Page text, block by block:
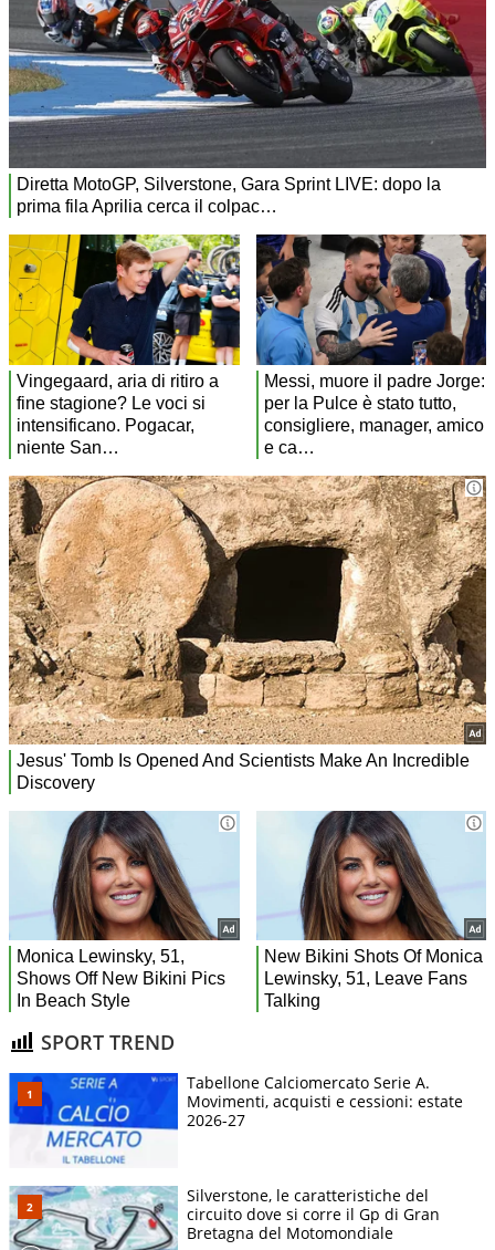
SPORT TREND
Tabellone Calciomercato Serie A.
Movimenti, acquisti e cessioni: estate
2026-27
Silverstone, le caratteristiche del
circuito dove si corre il Gp di Gran
Bretagna del Motomondiale